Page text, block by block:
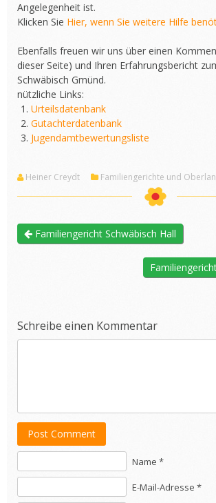
Angelegenheit ist.
Klicken Sie Hier, wenn Sie weitere Hilfe
Ebenfalls freuen wir uns über einen
dieser Seite) und Ihren Erfahrungsbericht
Schwäbisch Gmünd.
nützliche Links:
Urteilsdatenbank
Gutachterdatenbank
Jugendamtbewertungsliste
Heiner Creydt Familiengerichte und
Familiengericht Schwäbisch Hall
Schreibe einen Kommentar
Post Comment
Name *
E-Mail-Adresse *